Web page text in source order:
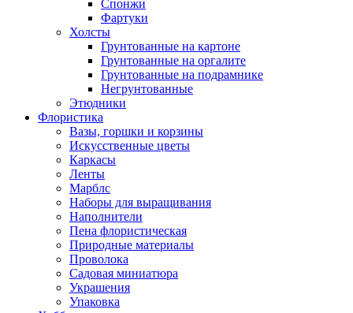
Спонжи
Фартуки
Холсты
Грунтованные на картоне
Грунтованные на оргалите
Грунтованные на подрамнике
Негрунтованные
Этюдники
Флористика
Вазы, горшки и корзины
Искусственные цветы
Каркасы
Ленты
Марблс
Наборы для выращивания
Наполнители
Пена флористическая
Природные материалы
Проволока
Садовая миниатюра
Украшения
Упаковка